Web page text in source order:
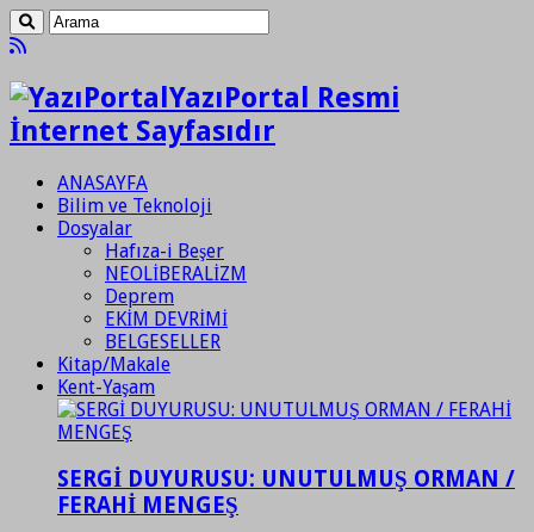
YazıPortal Resmi
İnternet Sayfasıdır
ANASAYFA
Bilim ve Teknoloji
Dosyalar
Hafıza-i Beşer
NEOLİBERALİZM
Deprem
EKİM DEVRİMİ
BELGESELLER
Kitap/Makale
Kent-Yaşam
SERGİ DUYURUSU: UNUTULMUŞ ORMAN /
FERAHİ MENGEŞ